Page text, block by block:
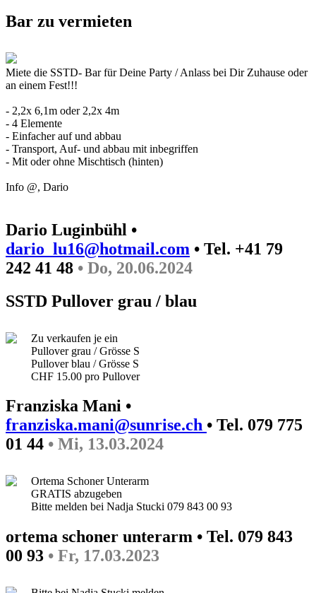
Bar zu vermieten
Miete die SSTD- Bar für Deine Party / Anlass bei Dir Zuhause oder
an einem Fest!!!
- 2,2x 6,1m oder 2,2x 4m
- 4 Elemente
- Einfacher auf und abbau
- Transport, Auf- und abbau mit inbegriffen
- Mit oder ohne Mischtisch (hinten)
Info @, Dario
Dario Luginbühl •
dario_lu16@hotmail.com • Tel. +41 79
242 41 48 • Do, 20.06.2024
SSTD Pullover grau / blau
Zu verkaufen je ein
Pullover grau / Grösse S
Pullover blau / Grösse S
CHF 15.00 pro Pullover
Franziska Mani •
franziska.mani@sunrise.ch • Tel. 079 775
01 44 • Mi, 13.03.2024
Ortema Schoner Unterarm
GRATIS abzugeben
Bitte melden bei Nadja Stucki 079 843 00 93
ortema schoner unterarm • Tel. 079 843
00 93 • Fr, 17.03.2023